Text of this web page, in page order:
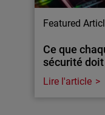
Featured
Ce que
sécurité
Lire l'article